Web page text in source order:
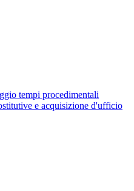
tempi procedimentali
e acquisizione d'ufficio